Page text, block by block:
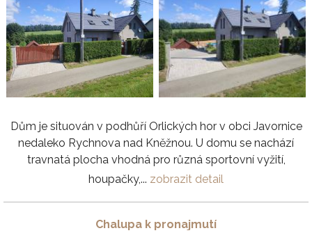
Dům je situován v podhůří Orlických hor v obci Javornice
nedaleko Rychnova nad Kněžnou. U domu se nachází
travnatá plocha vhodná pro různá sportovní vyžití,
houpačky,... zobrazit detail
Chalupa k pronajmutí